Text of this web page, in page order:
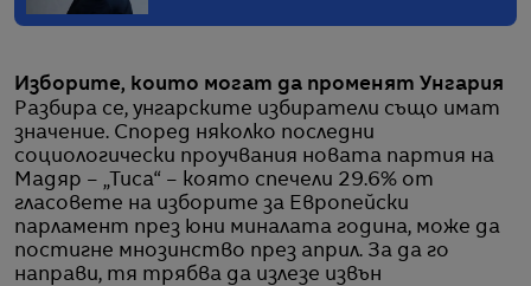
Изборите, които могат да променят Унгария
Разбира се, унгарските избиратели също имат
значение. Според няколко последни
социологически проучвания новата партия на
Мадяр – „Тиса“ – която спечели 29.6% от
гласовете на изборите за Европейски
парламент през юни миналата година, може да
постигне мнозинство през април. За да го
направи, тя трябва да излезе извън